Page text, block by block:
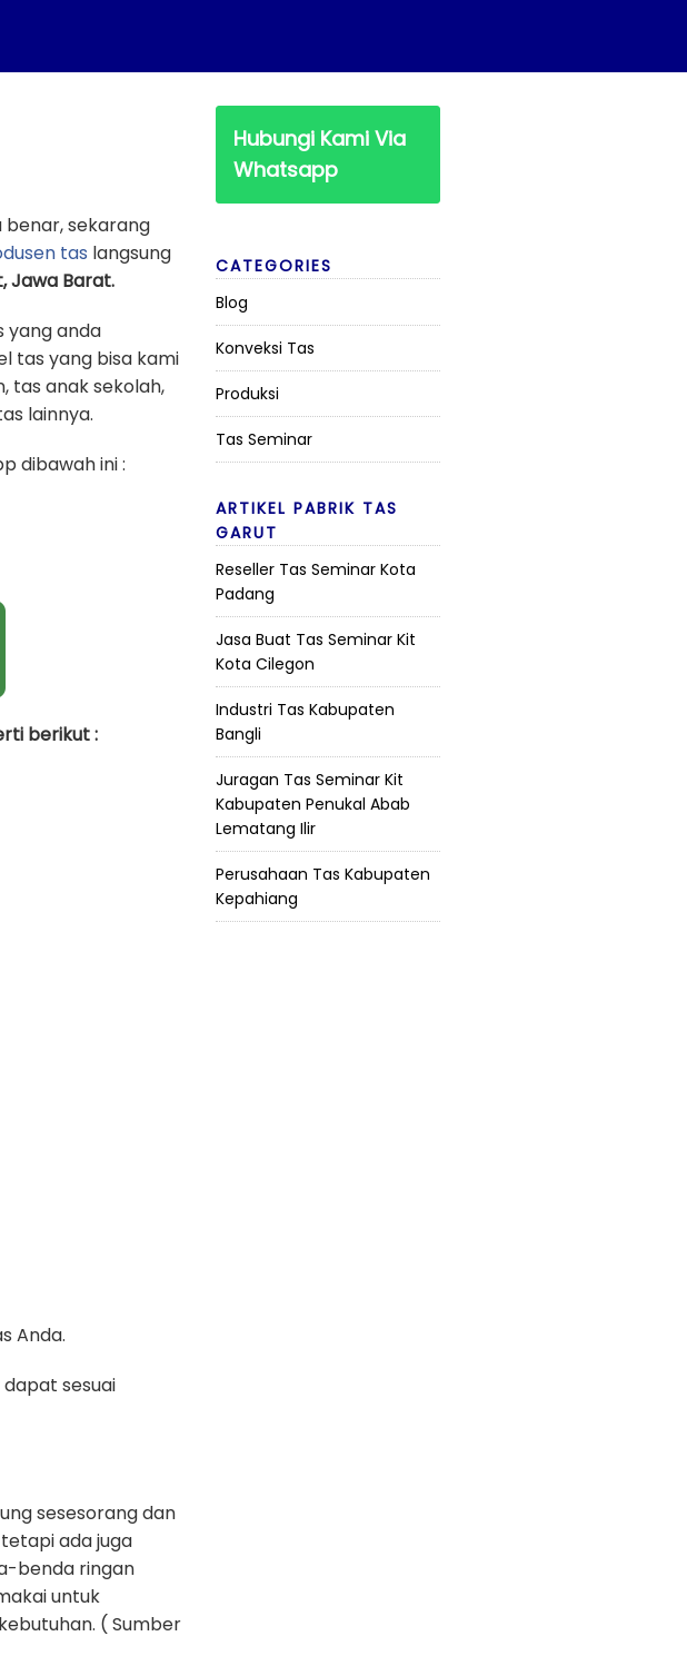
benar, sekarang
tas langsung
Jawa Barat.
yang anda
tas yang bisa kami
tas anak sekolah,
lainnya.
dibawah ini :
berikut :
Anda.
sesuai
sesesorang dan
ada juga
benda ringan
untuk
( Sumber
Hubungi Kami Via
Whatsapp
CATEGORIES
Blog
Konveksi Tas
Produksi
Tas Seminar
ARTIKEL PABRIK TAS
GARUT
Reseller Tas Seminar Kota
Padang
Jasa Buat Tas Seminar Kit
Kota Cilegon
Industri Tas Kabupaten
Bangli
Juragan Tas Seminar Kit
Kabupaten Penukal Abab
Lematang Ilir
Perusahaan Tas Kabupaten
Kepahiang